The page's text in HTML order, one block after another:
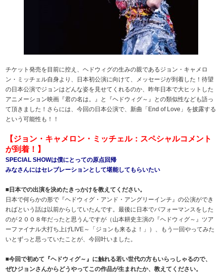
チケット発売を目前に控え、ヘドウィグの生みの親であるジョン・キャメロ
ン・ミッチェル自身より、日本初公演に向けて、メッセージが到着した！待望
の日本公演でジョンはどんな姿を見せてくれるのか、昨年日本で大ヒットした
アニメーション映画『君の名は。』と『ヘドウィグ～』との類似性なども語っ
て頂きました！さらには、今回の日本公演で、新曲「End of Love」を披露する
という可能性も！！
【ジョン・キャメロン・ミッチェル：スペシャルコメント
が到着！】
SPECIAL SHOWは僕にとっての原点回帰
みなさんにはセレブレーションとして堪能してもらいたい
■日本での出演を決めたきっかけを教えてください。
日本で何らかの形で『ヘドウィグ・アンド・アングリーインチ』の公演ができ
ればという話は以前からしていたんです。最後に日本でパフォーマンスをした
のが２００８年だったと思うんですが（山本耕史主演の『ヘドウィグ～』ツア
ーファイナル大打ち上げLIVE～「ジョンも来るよ！」）、もう一回やってみた
いとずっと思っていたことが、今回叶いました。
■今回で初めて『ヘドウィグ～』に触れる若い世代の方もいらっしゃるので、
ぜひジョンさんからどうやってこの作品が生まれたか、教えてください。